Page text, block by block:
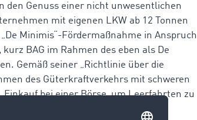
Genuss einer nicht unwesentlichen
mit eigenen LKW ab 12 Tonnen
Minimis“-Fördermaßnahme in Anspruch
BAG im Rahmen des eben als De
Gemäß seiner „Richtlinie über die
des Güterkraftverkehrs mit schweren
bei einer Börse, um Leerfahrten zu